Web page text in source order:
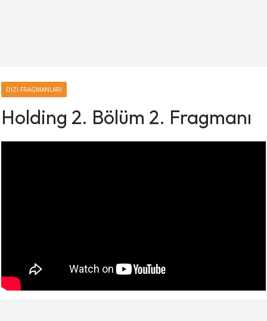
DIZI FRAGMANLARI
Holding 2. Bölüm 2. Fragmanı